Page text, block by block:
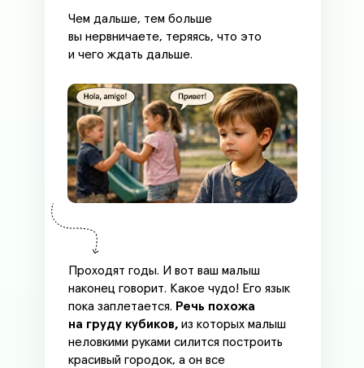
Чем дальше, тем больше
вы нервничаете, теряясь, что это
и чего ждать дальше.
Проходят годы. И вот ваш малыш
наконец говорит. Какое чудо! Его язык
пока заплетается. Речь похожа
на груду кубиков, из которых малыш
неловкими руками силится построить
красивый городок, а он все